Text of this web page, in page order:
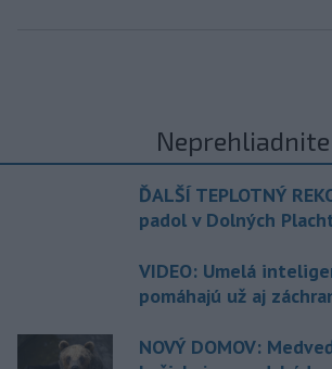
Neprehliadnite
ĎALŠÍ TEPLOTNÝ
padol v Dolných
VIDEO: Umelá
pomáhajú už aj
NOVÝ DOMOV: